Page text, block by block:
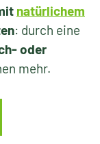
natürlichem
: durch eine
oder
mehr.